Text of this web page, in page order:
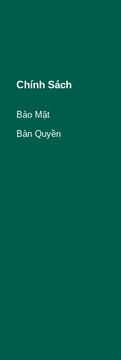
Chính Sách
Bảo Mật
Bản Quyền